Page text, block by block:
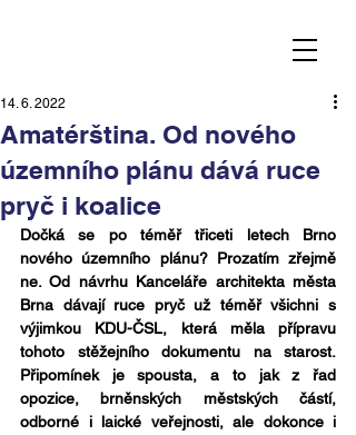
Amatérština. Od nového
územního plánu dává ruce
pryč i koalice
14. 6. 2022
Dočká se po téměř třiceti letech Brno
nového územního plánu? Prozatím zřejmě
ne. Od návrhu Kanceláře architekta města
Brna dávají ruce pryč už téměř všichni s
výjimkou KDU-ČSL, která měla přípravu
tohoto stěžejního dokumentu na starost.
Připomínek je spousta, a to jak z řad
opozice, brněnských městských částí,
odborné i laické veřejnosti, ale dokonce i